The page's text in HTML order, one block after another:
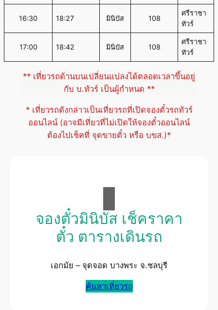
16:30 18:27 มินิบัส 108
ศรีราชา
ทัวร์
17:00 18:42 มินิบัส 108
ศรีราชา
ทัวร์
** เที่ยวรถด้านบนเปลี่ยนแปลงได้ตลอดเวลาขึ้นอยู่
กับ บ.ทัวร์ เป็นผู้กำหนด **
* เที่ยวรถดังกล่าวเป็นเที่ยวรถที่เปิดจองตั๋วรถทัวร์
ออนไลน์ (อาจมีเที่ยวที่ไม่เปิดให้จองตั๋วออนไลน์
ต้องไปเช็คที่ จุดขายตั๋ว หรือ บขส.)*
จองตั๋วมินิบัส เช็คราคา
ตั๋ว ตารางเดินรถ
เอกมัย – จุดจอด บางพระ จ.ชลบุรี
ค้นหาเที่ยวรถ